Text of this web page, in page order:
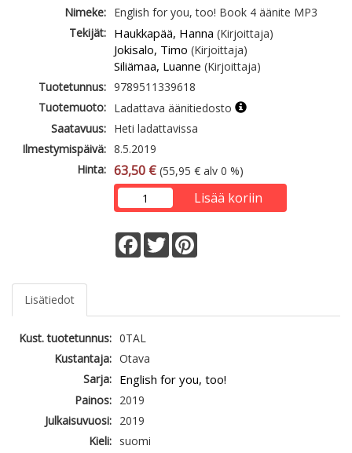
Nimeke: English for you, too! Book 4 äänite MP3
Tekijät: Haukkapää, Hanna (Kirjoittaja)
Jokisalo, Timo (Kirjoittaja)
Siliämaa, Luanne (Kirjoittaja)
Tuotetunnus: 9789511339618
Tuotemuoto: Ladattava äänitiedosto
Saatavuus: Heti ladattavissa
Ilmestymispäivä: 8.5.2019
Hinta: 63,50 € (55,95 € alv 0 %)
Lisää koriin
Facebook
Twitter
Lisätiedot
Kust. tuotetunnus: 0TAL
Kustantaja: Otava
Sarja: English for you, too!
Painos: 2019
Julkaisuvuosi: 2019
Kieli: suomi